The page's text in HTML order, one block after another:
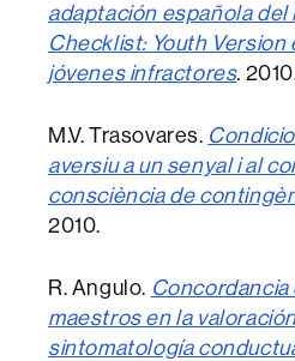
adaptación española
Checklist: Youth Version
jóvenes infractores.
M.V. Trasovares.
aversiu a un senyal i al
consciència de
2010.
R. Angulo.
maestros en la
sintomatología